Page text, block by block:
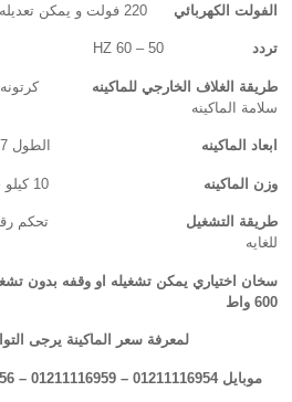
الفولت الكهربائي 220 فولت و يمكن تعديله حسب طلب العميل
تردد 50 – 60 HZ
طريقة الغلاف الخارجي للماكينه كرتونه
سلامة الماكينه
ابعاد الماكينه الطول 47 X عرض 25 X ارتفاع 25 سم
وزن الماكينه 10 كيلو جرام
طريقة التشغيل تحكم رقمي و
للغايه
سخان اختياري يمكن تشغيله او وقفه بدون
600 واط
لمعرفة سعر الماكينة يرجى
موبايل 01211116954 – 01211116959 – 01211116956